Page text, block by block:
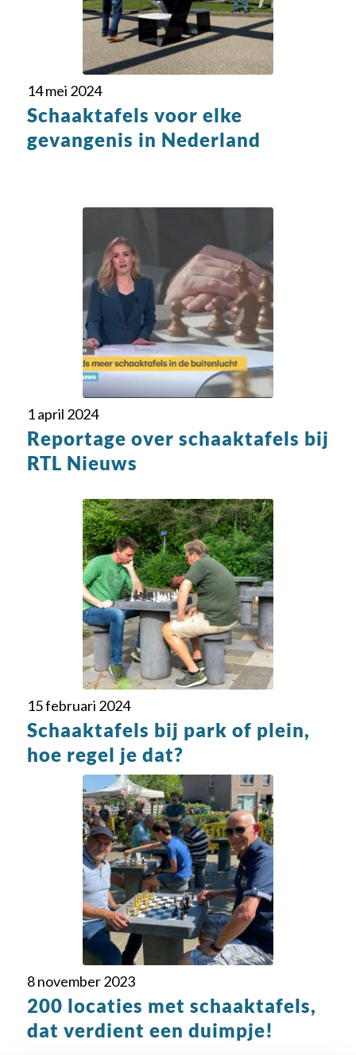
14 mei 2024
Schaaktafels voor elke
gevangenis in Nederland
1 april 2024
Reportage over schaaktafels bij
RTL Nieuws
15 februari 2024
Schaaktafels bij park of plein,
hoe regel je dat?
8 november 2023
200 locaties met schaaktafels,
dat verdient een duimpje!